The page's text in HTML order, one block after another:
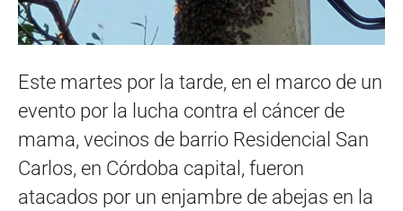
Este martes por la tarde, en el marco de un
evento por la lucha contra el cáncer de
mama, vecinos de barrio Residencial San
Carlos, en Córdoba capital, fueron
atacados por un enjambre de abejas en la